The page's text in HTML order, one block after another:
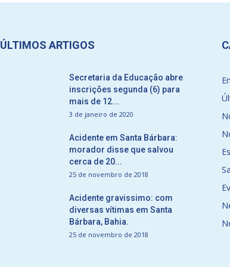
ÚLTIMOS ARTIGOS
Secretaria da Educação abre
inscrições segunda (6) para
mais de 12...
3 de janeiro de 2020
Acidente em Santa Bárbara:
morador disse que salvou
cerca de 20...
25 de novembro de 2018
Acidente gravissimo: com
diversas vítimas em Santa
Bárbara, Bahia.
25 de novembro de 2018